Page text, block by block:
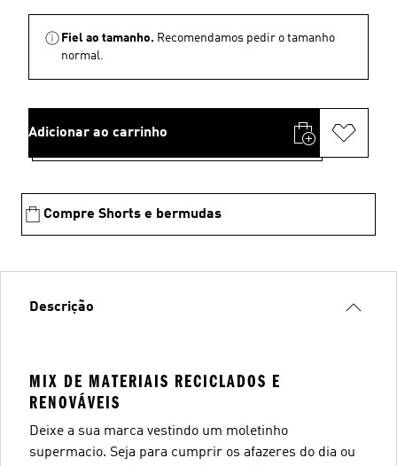
Fiel ao tamanho. Recomendamos pedir o tamanho
normal.
Adicionar ao carrinho
Compre Shorts e bermudas
Descrição
MIX DE MATERIAIS RECICLADOS E
RENOVÁVEIS
Deixe a sua marca vestindo um moletinho
supermacio. Seja para cumprir os afazeres do dia ou